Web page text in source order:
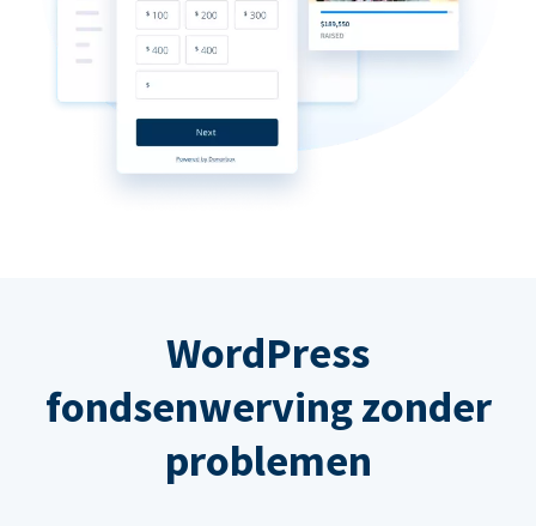
WordPress
fondsenwerving zonder
problemen